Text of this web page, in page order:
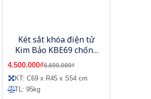
Két sắt khóa điện tử
Kim Bảo KBE69 chống
cháy
4.500.000₫6.600.000₫
KT: C69 x R45 x S54 cm
TL: 95kg